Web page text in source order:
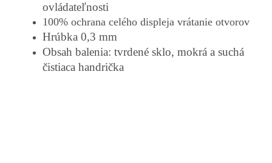
ovládateľnosti
100% ochrana celého displeja vrátanie otvorov
Hrúbka 0,3 mm
Obsah balenia: tvrdené sklo, mokrá a suchá
čistiaca handrička